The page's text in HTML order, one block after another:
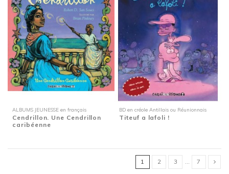
ALBUMS JEUNESSE en français
Cendrillon. Une Cendrillon
caribéenne
BD en créole Antillais ou Réunionnais
Titeuf a lafoli !
1 2 3 … 7